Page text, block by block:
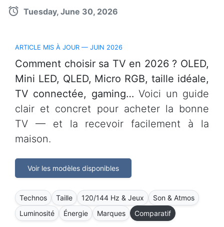
Tuesday, June 30, 2026
ARTICLE MIS À JOUR — JUIN 2026
Comment choisir sa TV en 2026 ? OLED,
Mini LED, QLED, Micro RGB, taille idéale,
TV connectée, gaming… Voici un guide
clair et concret pour acheter la bonne
TV — et la recevoir facilement à la
maison.
Voir les modèles disponibles
Technos Taille 120/144 Hz & Jeux
Son & Atmos
Luminosité
Énergie Marques Comparatif